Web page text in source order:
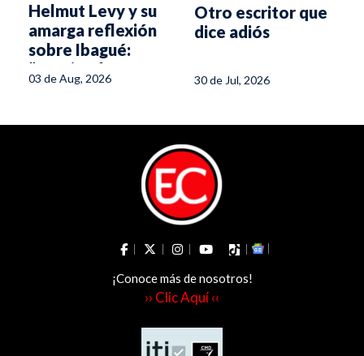
Helmut Levy y su
amarga reflexión
sobre Ibagué:
“Creciendo, pero
sin condiciones”
03 de Aug, 2026
Otro escritor que
dice adiós
30 de Jul, 2026
¡Conoce más de nosotros!
›› Clic Aquí ‹‹